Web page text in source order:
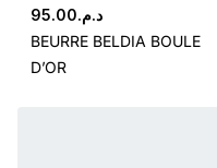
د.م.95.00
BEURRE BELDIA BOULE
D’OR